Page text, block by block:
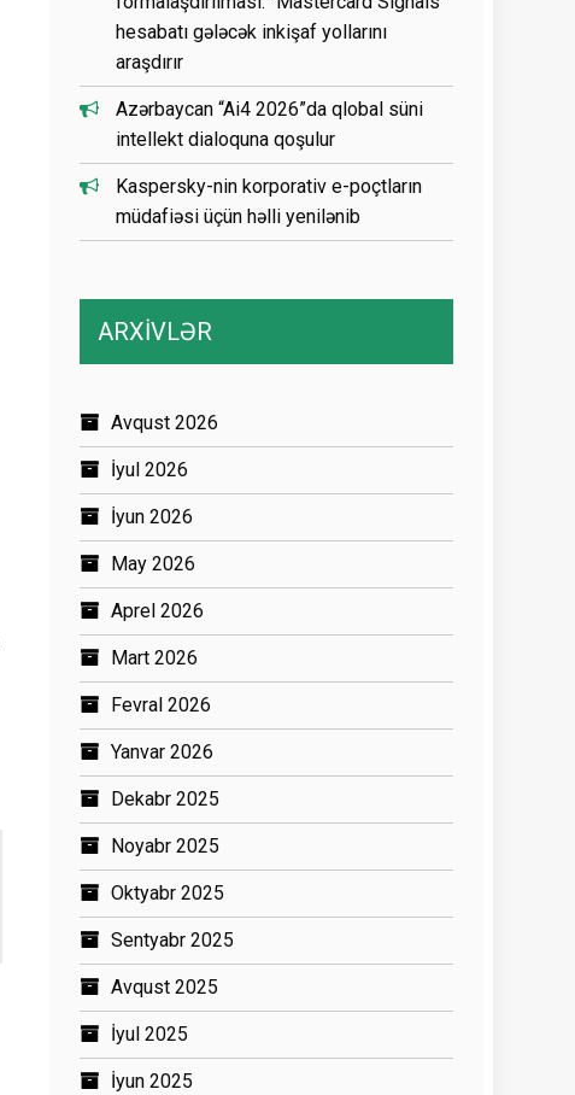
hesabatı gələcək inkişaf yollarını
araşdırır
Azərbaycan “Ai4 2026”da qlobal süni
intellekt dialoquna qoşulur
Kaspersky-nin korporativ e-poçtların
müdafiəsi üçün həlli yenilənib
ARXİVLƏR
Avqust 2026
İyul 2026
İyun 2026
May 2026
Aprel 2026
Mart 2026
Fevral 2026
Yanvar 2026
Dekabr 2025
Noyabr 2025
Oktyabr 2025
Sentyabr 2025
Avqust 2025
İyul 2025
İyun 2025